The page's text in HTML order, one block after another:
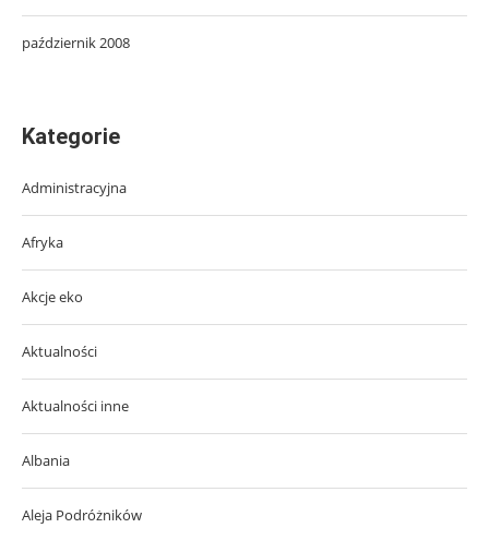
październik 2008
Kategorie
Administracyjna
Afryka
Akcje eko
Aktualności
Aktualności inne
Albania
Aleja Podróżników